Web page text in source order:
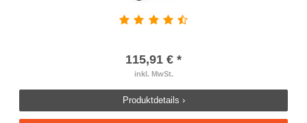
115,91 € *
inkl. MwSt.
Produktdetails ›